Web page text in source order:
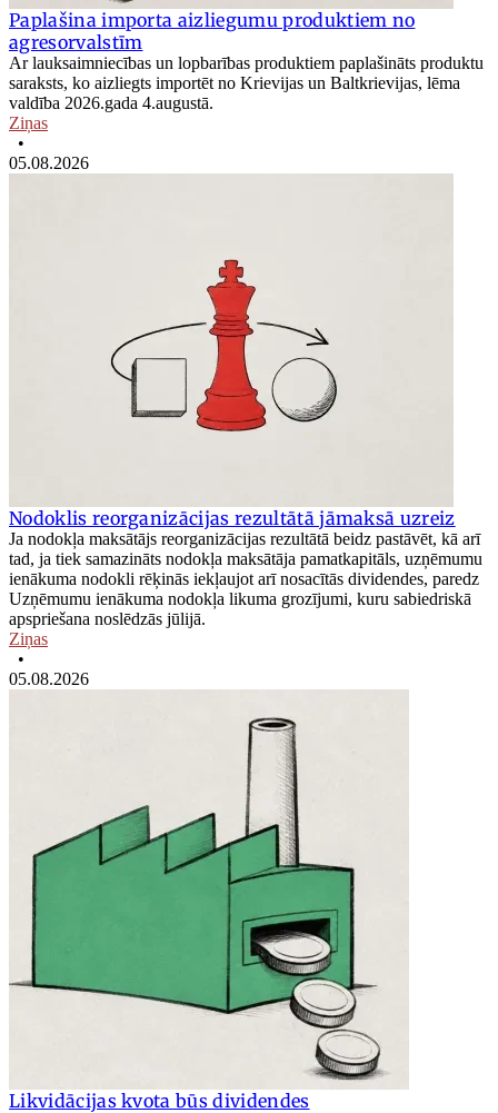
Paplašina importa aizliegumu produktiem no
agresorvalstīm
Ar lauksaimniecības un lopbarības produktiem paplašināts produktu
saraksts, ko aizliegts importēt no Krievijas un Baltkrievijas, lēma
valdība 2026.gada 4.augustā.
Ziņas
•
05.08.2026
Nodoklis reorganizācijas rezultātā jāmaksā uzreiz
Ja nodokļa maksātājs reorganizācijas rezultātā beidz pastāvēt, kā arī
tad, ja tiek samazināts nodokļa maksātāja pamatkapitāls, uzņēmumu
ienākuma nodokli rēķinās iekļaujot arī nosacītās dividendes, paredz
Uzņēmumu ienākuma nodokļa likuma grozījumi, kuru sabiedriskā
apspriešana noslēdzās jūlijā.
Ziņas
•
05.08.2026
Likvidācijas kvota būs dividendes